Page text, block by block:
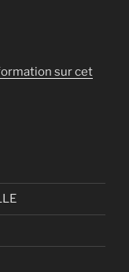
sur cet